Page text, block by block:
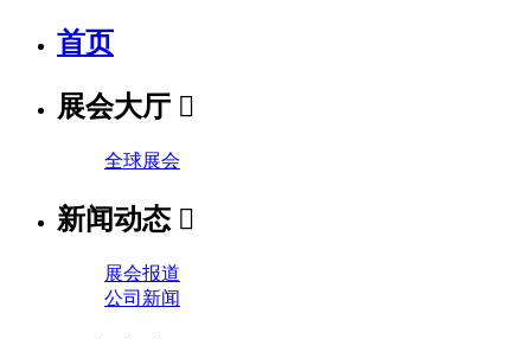
首页
展会大厅 
全球展会
新闻动态 
展会报道
公司新闻